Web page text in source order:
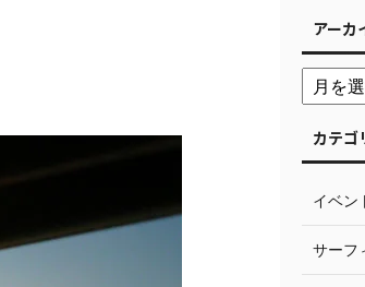
アーカ
カテゴ
イベン
サーフ